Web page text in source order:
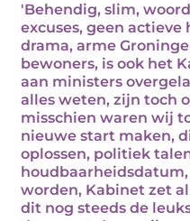
'Behendig, slim,
excuses, geen
drama, arme
bewoners, is ook het
aan ministers
alles weten, zijn toch
misschien waren wij
nieuwe start maken,
oplossen, politiek
worden, Kabinet zet
dit nog steeds de